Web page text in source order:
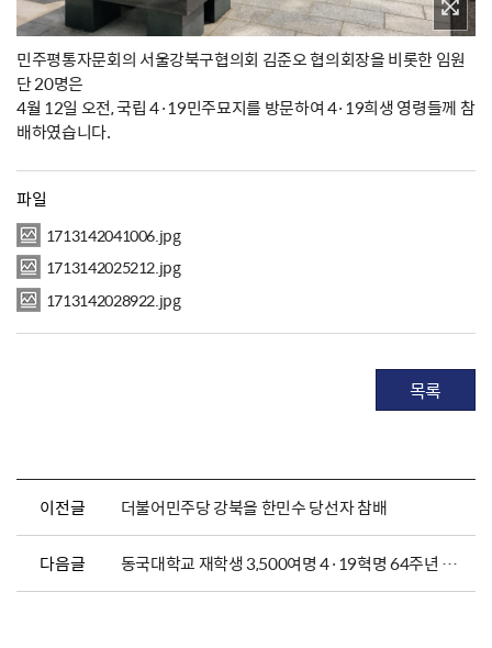
민주평통자문회의 서울강북구협의회 김준오 협의회장을 비롯한 임원
단 20명은
4월 12일 오전, 국립 4·19민주묘지를 방문하여 4·19희생 영령들께 참
배하였습니다.
파일
1713142041006.jpg
1713142025212.jpg
1713142028922.jpg
목록
이전글 더불어민주당 강북을 한민수 당선자 참배
다음글 동국대학교 재학생 3,500여명 4·19혁명 64주년 참배